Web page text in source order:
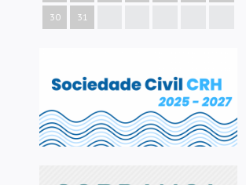
30 31